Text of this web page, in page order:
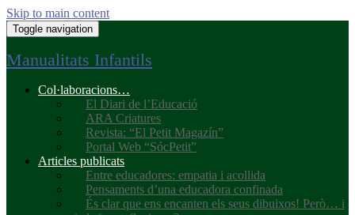
Skip to main content
Toggle navigation
Manualitats Infantils
Col·laboracions…
El Diari de l’Educació
ARA Criatures
Revista: “El Petit Magazín”
Portal Web “SócPetit”
Articles publicats
Entre educadores: empatia i acollida
Pensaments d’una educadora confinada
És clar que ens encanten els seus dibuixos! Però… i